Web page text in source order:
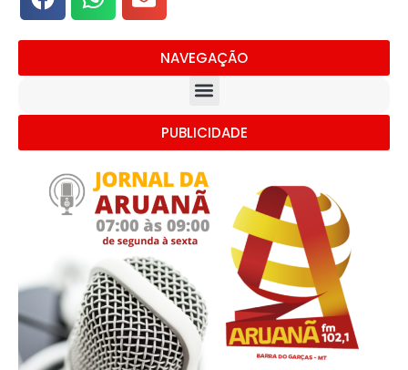
NAVEGAÇÃO
PUBLICIDADE